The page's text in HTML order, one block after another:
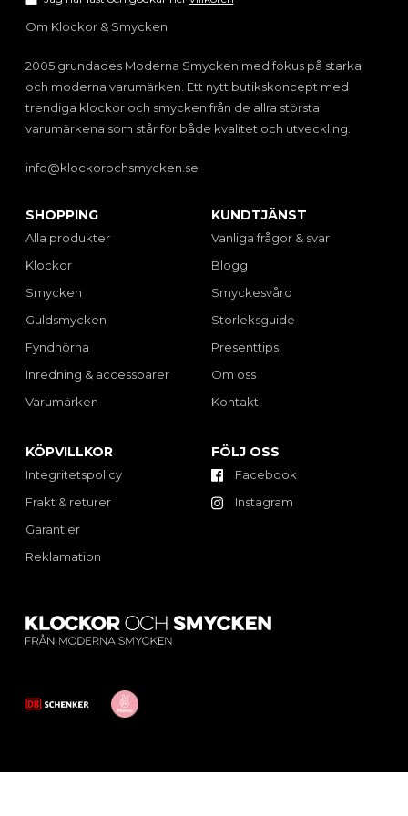
Om Klockor & Smycken
2005 grundades Moderna Smycken med fokus på starka
och moderna varumärken. Ett nytt butikskoncept med
trendiga klockor och smycken från de allra största
varumärkena som står för både kvalitet och utveckling.
info@klockorochsmycken.se
SHOPPING
Alla produkter
Klockor
Smycken
Guldsmycken
Fyndhörna
Inredning & accessoarer
Varumärken
KUNDTJÄNST
Vanliga frågor & svar
Blogg
Smyckesvård
Storleksguide
Presenttips
Om oss
Kontakt
KÖPVILLKOR
Integritetspolicy
Frakt & returer
Garantier
Reklamation
FÖLJ OSS
Facebook
Instagram